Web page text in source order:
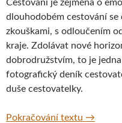
Cestování je zejména o
dlouhodobém cestování
zkouškami, s odloučením
kraje. Zdolávat nové
dobrodružstvím, to je
fotografický deník
duše cestovatelky.
Pokračování textu →